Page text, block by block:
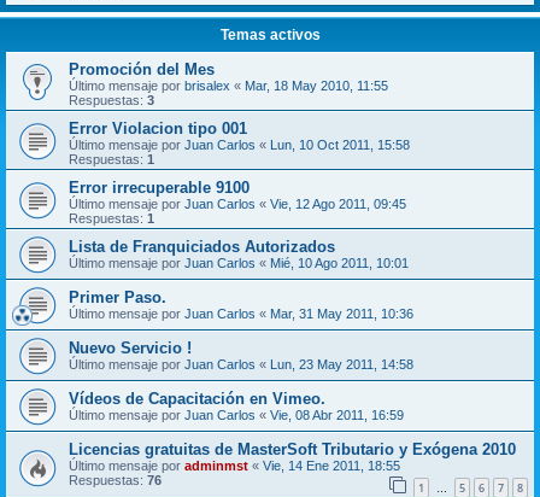
Temas activos
Promoción del Mes
Último mensaje por brisalex « Mar, 18 May 2010, 11:55
Respuestas: 3
Error Violacion tipo 001
Último mensaje por Juan Carlos « Lun, 10 Oct 2011, 15:58
Respuestas: 1
Error irrecuperable 9100
Último mensaje por Juan Carlos « Vie, 12 Ago 2011, 09:45
Respuestas: 1
Lista de Franquiciados Autorizados
Último mensaje por Juan Carlos « Mié, 10 Ago 2011, 10:01
Primer Paso.
Último mensaje por Juan Carlos « Mar, 31 May 2011, 10:36
Nuevo Servicio !
Último mensaje por Juan Carlos « Lun, 23 May 2011, 14:58
Vídeos de Capacitación en Vimeo.
Último mensaje por Juan Carlos « Vie, 08 Abr 2011, 16:59
Licencias gratuitas de MasterSoft Tributario y Exógena 2010
Último mensaje por adminmst « Vie, 14 Ene 2011, 18:55
Respuestas: 76 1 … 5 6 7 8